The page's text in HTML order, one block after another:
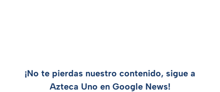
¡No te pierdas nuestro contenido, sigue a
Azteca Uno en Google News!